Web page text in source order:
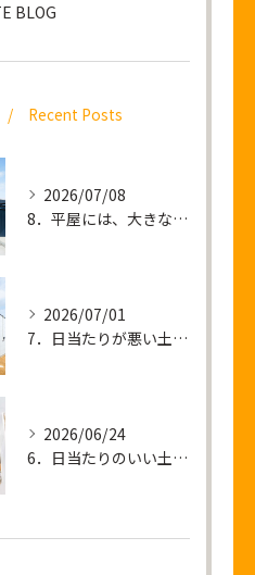
BLOG
Recent Posts
2026/07/08
8．平屋には、大きな土地が必要なのか？
2026/07/01
7．日当たりが悪い土地 ＝ 暗い家が建つ？
2026/06/24
6．日当たりのいい土地を買って後悔すること